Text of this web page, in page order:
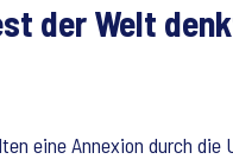
der Welt
eine Annexion durch die